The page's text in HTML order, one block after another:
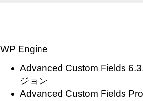
WP Engine
Advanced Custom Fields
ジョン
Advanced Custom Fields